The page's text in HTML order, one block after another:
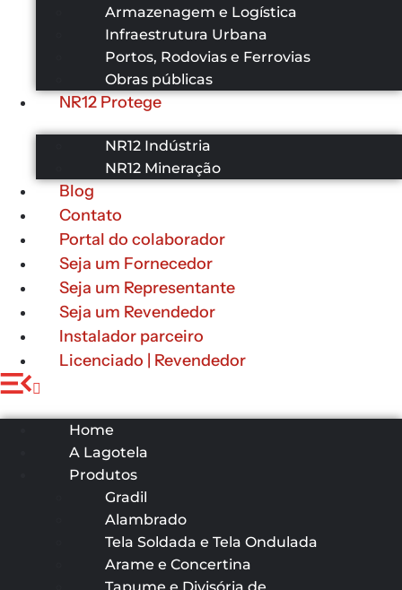
Armazenagem e Logística
Infraestrutura Urbana
Portos, Rodovias e Ferrovias
Obras públicas
NR12 Protege
NR12 Indústria
NR12 Mineração
Blog
Contato
Portal do colaborador
Seja um Fornecedor
Seja um Representante
Seja um Revendedor
Instalador parceiro
Licenciado | Revendedor
Home
A Lagotela
Produtos
Gradil
Alambrado
Tela Soldada e Tela Ondulada
Arame e Concertina